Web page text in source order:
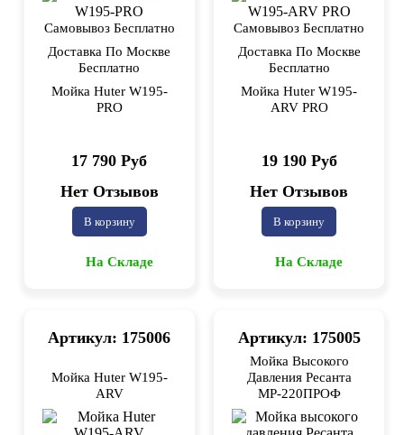
Самовывоз Бесплатно
Доставка По Москве
Бесплатно
Мойка Huter W195-
PRO
17 790 Руб
Нет Отзывов
В корзину
На Складе
Самовывоз Бесплатно
Доставка По Москве
Бесплатно
Мойка Huter W195-
ARV PRO
19 190 Руб
Нет Отзывов
В корзину
На Складе
Артикул: 175006
Мойка Huter W195-
ARV
Артикул: 175005
Мойка Высокого
Давления Ресанта
МР-220ПРОФ